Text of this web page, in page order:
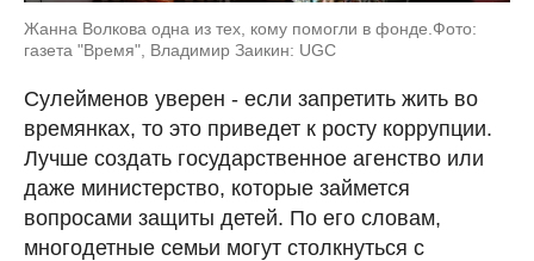
Жанна Волкова одна из тех, кому помогли в фонде.Фото:
газета "Время", Владимир Заикин: UGC
Сулейменов уверен - если запретить жить во
времянках, то это приведет к росту коррупции.
Лучше создать государственное агенство или
даже министерство, которые займется
вопросами защиты детей. По его словам,
многодетные семьи могут столкнуться с